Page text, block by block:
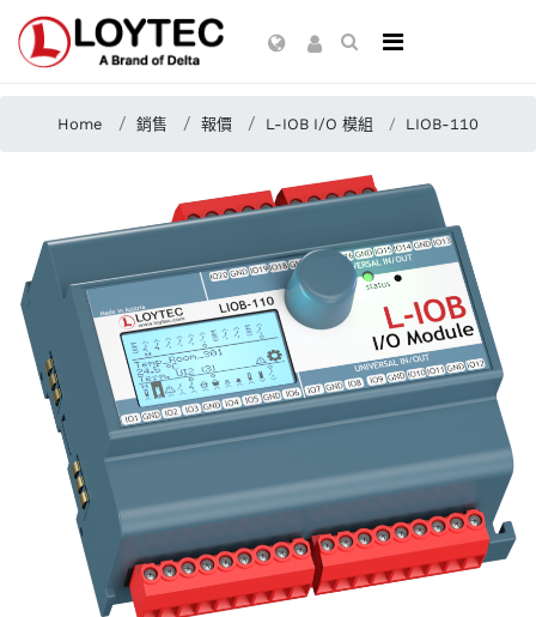
Home 銷售 報價 L-IOB I/O 模組 LIOB-110